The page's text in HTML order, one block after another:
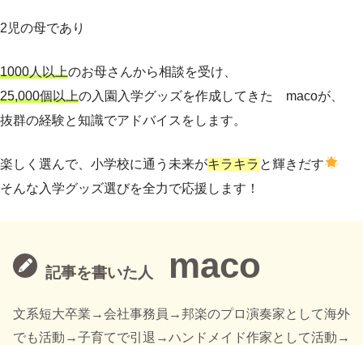
2児の母であり
1000人以上のお母さんから相談を受け、
25,000個以上の入園入学グッズを作成してきた macoが、
抜群の経験と知識でアドバイスをします。
楽しく選んで、小学校に通う未来がキラキラ と輝きだす
そんな入学グッズ選びを全力で応援します！
記事を書いた人 maco
文系短大卒業→会社事務員→邦楽のプロ演奏家として海外
でも活動→子育てで引退→ハンドメイド作家として活動→